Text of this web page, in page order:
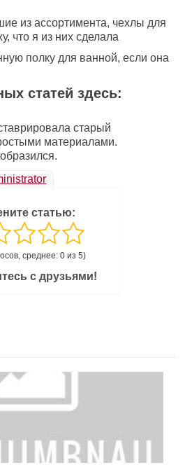
из ассортимента, чехлы для
что я из них сделала
полку для ванной, если она
статей здесь:
старый
материалами.
статью:
среднее: 0 из 5)
с друзьями!